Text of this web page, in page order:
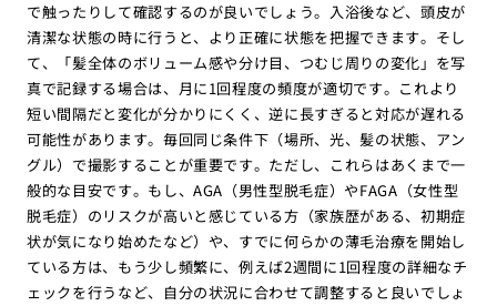
で触ったりして確認するのが良いでしょう。入浴後など、頭皮が
清潔な状態の時に行うと、より正確に状態を把握できます。そし
て、「髪全体のボリューム感や分け目、つむじ周りの変化」を写
真で記録する場合は、月に1回程度の頻度が適切です。これより
短い間隔だと変化が分かりにくく、逆に長すぎると対応が遅れる
可能性があります。毎回同じ条件下（場所、光、髪の状態、アン
グル）で撮影することが重要です。ただし、これらはあくまで一
般的な目安です。もし、AGA（男性型脱毛症）やFAGA（女性型
脱毛症）のリスクが高いと感じている方（家族歴がある、初期症
状が気になり始めたなど）や、すでに何らかの薄毛治療を開始し
ている方は、もう少し頻繁に、例えば2週間に1回程度の詳細なチ
ェックを行うなど、自分の状況に合わせて調整すると良いでしょ